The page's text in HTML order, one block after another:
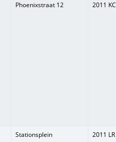
Phoenixstraat 12 2011 KC
Stationsplein 2011 LR